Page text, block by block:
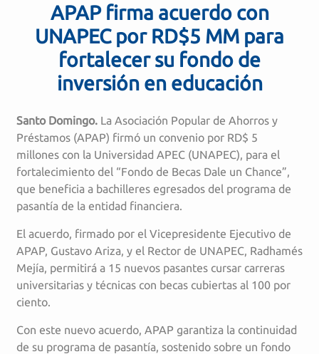
APAP firma acuerdo con
UNAPEC por RD$5 MM para
fortalecer su fondo de
inversión en educación
Santo Domingo. La Asociación Popular de Ahorros y
Préstamos (APAP) firmó un convenio por RD$ 5
millones con la Universidad APEC (UNAPEC), para el
fortalecimiento del “Fondo de Becas Dale un Chance”,
que beneficia a bachilleres egresados del programa de
pasantía de la entidad financiera.
El acuerdo, firmado por el Vicepresidente Ejecutivo de
APAP, Gustavo Ariza, y el Rector de UNAPEC, Radhamés
Mejía, permitirá a 15 nuevos pasantes cursar carreras
universitarias y técnicas con becas cubiertas al 100 por
ciento.
Con este nuevo acuerdo, APAP garantiza la continuidad
de su programa de pasantía, sostenido sobre un fondo